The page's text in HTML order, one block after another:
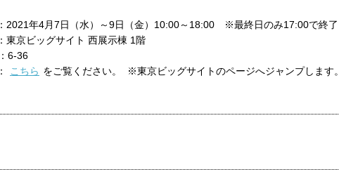
：2021年4月7日（水）～9日（金）10:00～18:00 ※最終日のみ17:00で終了
：東京ビッグサイト 西展示棟 1階
：6-36
： こちら をご覧ください。 ※東京ビッグサイトのページへジャンプします。